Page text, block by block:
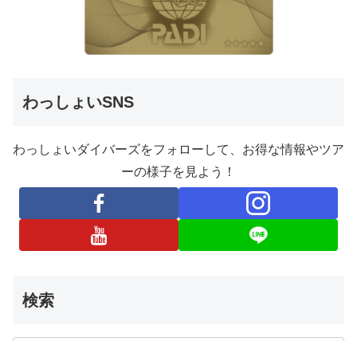
わっしょいSNS
わっしょいダイバーズをフォローして、お得な情報やツア
ーの様子を見よう！
検索